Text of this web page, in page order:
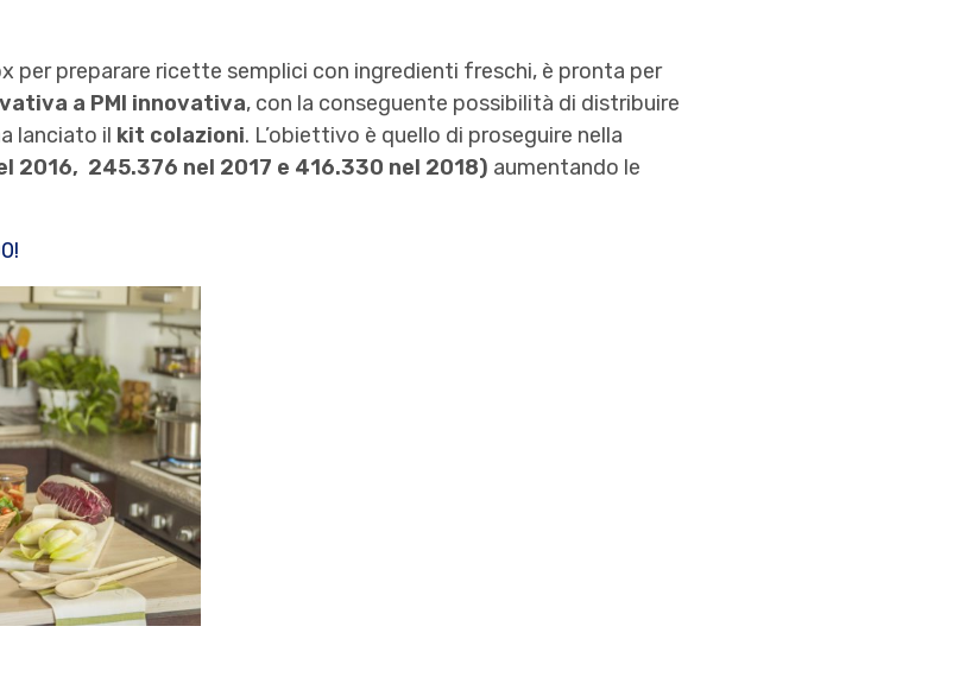
per preparare ricette semplici con ingredienti freschi, è pronta per
a PMI innovativa, con la conseguente possibilità di distribuire
lanciato il kit colazioni. L’obiettivo è quello di proseguire nella
2016, 245.376 nel 2017 e 416.330 nel 2018) aumentando le